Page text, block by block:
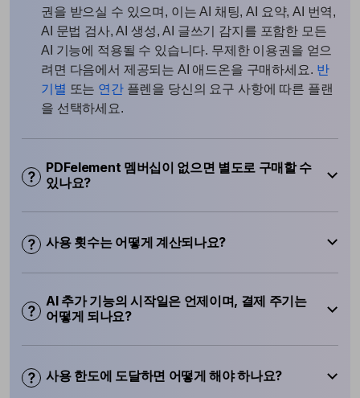
권을 받으실 수 있으며, 이는 AI 채팅, AI 요약, AI 번역,
AI 문법 검사, AI 생성, AI 글쓰기 감지를 포함한 모든
AI 기능에 적용될 수 있습니다. 무제한 이용권을 얻으
려면 다음에서 제공되는 AI 애드온을 구매하세요. 반
기별 또는 연간플렌을 당신의 요구 사항에 따른 플랜
을 선택하세요.
PDFelement 멤버십이 없으면 별도로 구매할 수
있나요?
사용 횟수는 어떻게 계산되나요?
AI 추가 기능의 시작일은 언제이며, 결제 주기는
어떻게 되나요?
사용 한도에 도달하면 어떻게 해야 하나요?